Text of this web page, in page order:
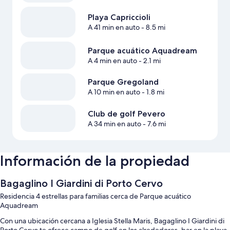
Playa Capriccioli
A 41 min en auto- 8.5 mi
Parque acuático Aquadream
A 4 min en auto- 2.1 mi
Parque Gregoland
A 10 min en auto- 1.8 mi
Club de golf Pevero
A 34 min en auto- 7.6 mi
Información de la propiedad
Bagaglino I Giardini di Porto Cervo
Residencia 4 estrellas para familias cerca de Parque acuático
Aquadream
Con una ubicación cercana a Iglesia Stella Maris, Bagaglino I Giardini di